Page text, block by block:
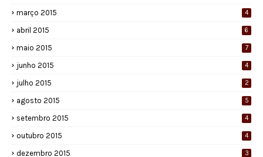
março 2015 4
abril 2015 6
maio 2015 7
junho 2015 4
julho 2015 2
agosto 2015 5
setembro 2015 4
outubro 2015 4
dezembro 2015 3